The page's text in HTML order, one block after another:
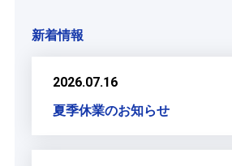
新着情報
2026.07.16
夏季休業のお知らせ